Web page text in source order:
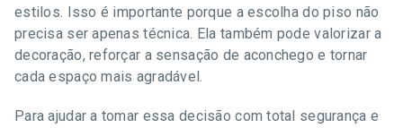
estilos. Isso é importante porque a escolha do piso não
precisa ser apenas técnica. Ela também pode valorizar a
decoração, reforçar a sensação de aconchego e tornar
cada espaço mais agradável.
Para ajudar a tomar essa decisão com total segurança e